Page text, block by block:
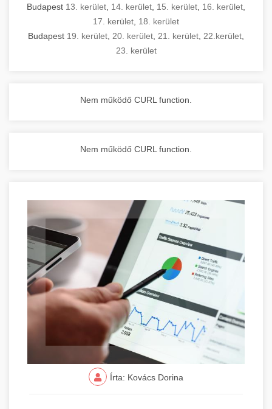
Budapest 13. kerület 14. kerület 15. kerület 16. kerület
17. kerület 18. kerület
Budapest 19. kerület 20. kerület 21. kerület 22.kerület
23. kerület
Nem működő CURL function.
Nem működő CURL function.
Írta: Kovács Dorina